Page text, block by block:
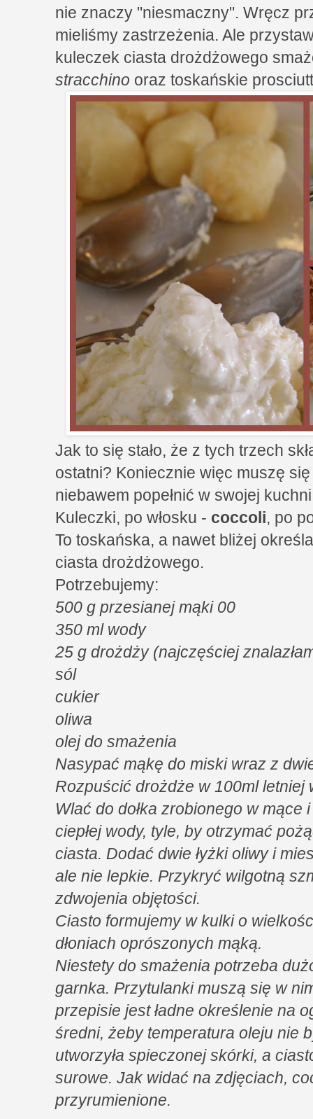
nie znaczy "niesmaczny". Wręcz
mieliśmy zastrzeżenia. Ale
kuleczek ciasta drożdżowego
stracchino oraz toskańskie
Jak to się stało, że z tych trzech
ostatni? Koniecznie więc muszę
niebawem popełnić w swojej
Kuleczki, po włosku - coccoli, po
To toskańska, a nawet bliżej
ciasta drożdżowego.
Potrzebujemy:
500 g przesianej mąki 00
350 ml wody
25 g drożdży (najczęściej
sól
cukier
oliwa
olej do smażenia
Nasypać mąkę do miski wraz z
Rozpuścić drożdże w 100ml
Wlać do dołka zrobionego w mące
ciepłej wody, tyle, by otrzymać
ciasta. Dodać dwie łyżki oliwy i
ale nie lepkie. Przykryć wilgotną
zdwojenia objętości.
Ciasto formujemy w kulki o
dłoniach oprószonych mąką.
Niestety do smażenia potrzeba
garnka. Przytulanki muszą się w
przepisie jest ładne określenie na
średni, żeby temperatura oleju nie
utworzyła spieczonej skórki, a
surowe. Jak widać na zdjęciach,
przyrumienione.